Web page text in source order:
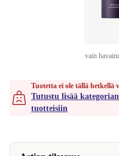
vain
Tuotetta ei ole tällä hetkellä
Tutustu lisää
tuotteisiin